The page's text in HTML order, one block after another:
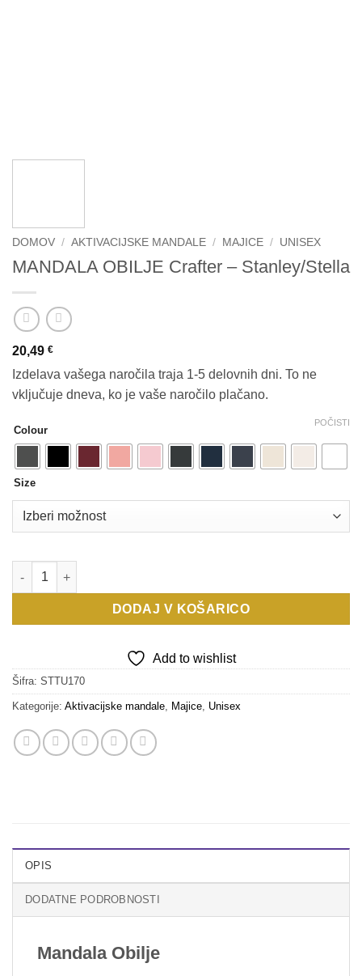
DOMOV / AKTIVACIJSKE MANDALE / MAJICE / UNISEX
MANDALA OBILJE Crafter – Stanley/Stella
20,49 €
Izdelava vašega naročila traja 1-5 delovnih dni. To ne
vključuje dneva, ko je vaše naročilo plačano.
Colour
Size
POČISTI
MANDALA OBILJE Crafter - Stanley/Stella količina
DODAJ V KOŠARICO
Add to wishlist
Šifra: STTU170
Kategorije: Aktivacijske mandale, Majice, Unisex
OPIS
DODATNE PODROBNOSTI
Mandala Obilje